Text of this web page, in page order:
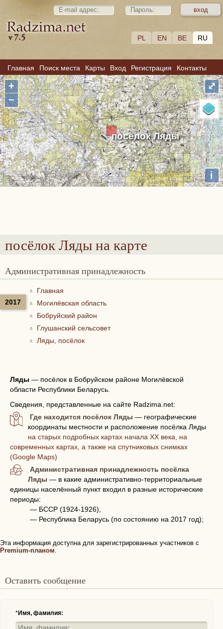
PL EN BE RU
Главная Поиск места Карты Вход Регистрация Контакты
посёлок Ляды
+
−
i
⤢
посёлок Лядына карте
Административная принадлежность
2017
Главная
Могилёвская область
Бобруйский район
Глушанский сельсовет
Ляды, посёлок
Ляды — посёлок в Бобруйском районе Могилёвской
области Республики Беларусь.
Сведения, представленные на сайте Radzima.net:
Где находится посёлок Ляды — географические
координаты местности и расположение посёлка Ляды
на старых подробных картах начала XX века, на
современных картах, а также на спутниковых снимках
(Google Maps)
Административная принадлежность посёлка
Ляды — в какие административно-территориальные
единицы населённый пункт входил в разные исторические
периоды:
— БССР (1924-1926),
— Республика Беларусь (по состоянию на 2017 год);
Эта информация доступна для зарегистрированных участников с
Premium-планом.
Оставить сообщение
*Имя, фамилия: